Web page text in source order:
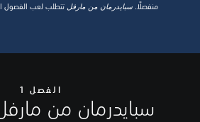
منفصلًا. سبايدرمان من مارفلتتطلب لعب الفصول
الفصل 1
سبايدرمان من